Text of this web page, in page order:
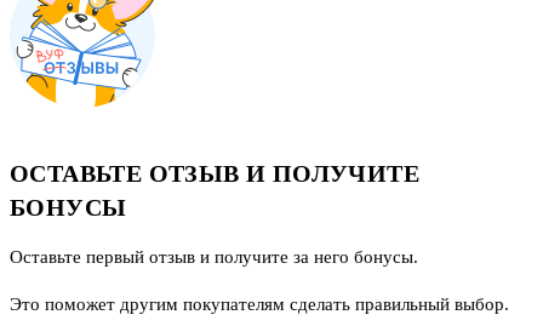
ОСТАВЬТЕ ОТЗЫВ И ПОЛУЧИТЕ
БОНУСЫ
Оставьте первый отзыв и получите за него бонусы.
Это поможет другим покупателям сделать правильный выбор.